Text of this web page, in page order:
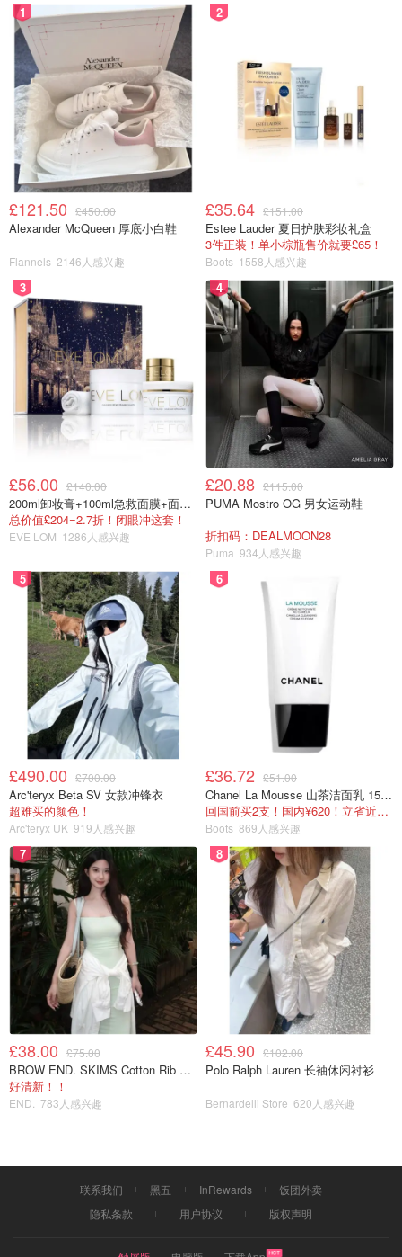
1
£121.50 £450.00
Alexander McQueen 厚底小白鞋
Flannels 2146人感兴趣
2
£35.64 £151.00
Estee Lauder 夏日护肤彩妆礼盒
3件正装！单小棕瓶售价就要£65！
Boots 1558人感兴趣
3
£56.00 £140.00
200ml卸妆膏+100ml急救面膜+面霜+洁颜布
总价值£204=2.7折！闭眼冲这套！
EVE LOM 1286人感兴趣
4
£20.88 £115.00
PUMA Mostro OG 男女运动鞋
折扣码：DEALMOON28
Puma 934人感兴趣
5
£490.00 £700.00
Arc'teryx Beta SV 女款冲锋衣
超难买的颜色！
Arc'teryx UK 919人感兴趣
6
£36.72 £51.00
Chanel La Mousse 山茶洁面乳 150ml
回国前买2支！国内¥620！立省近一半！
Boots 869人感兴趣
7
£38.00 £75.00
BROW END. SKIMS Cotton Rib 长款背心连衣裙 薄荷绿
好清新！！
END. 783人感兴趣
8
£45.90 £102.00
Polo Ralph Lauren 长袖休闲衬衫
Bernardelli Store 620人感兴趣
联系我们 黑五 InRewards
饭团外卖
隐私条款
用户协议 版权声明